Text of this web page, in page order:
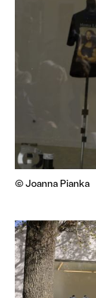
© Joanna Pianka